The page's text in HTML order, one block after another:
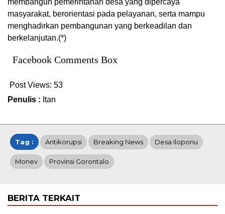
masyarakat, berorientasi pada pelayanan, serta mampu
menghadirkan pembangunan yang berkeadilan dan
berkelanjutan.(*)
Facebook Comments Box
Post Views: 53
Penulis : Itan
Tag : Antikorupsi Breaking News Desa Iloponu
Monev Provinsi Gorontalo
BERITA TERKAIT